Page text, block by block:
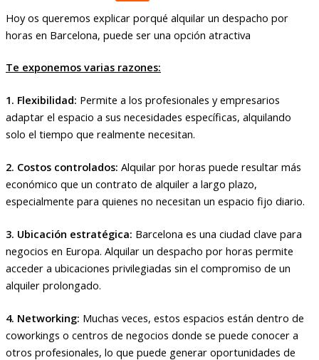
Hoy os queremos explicar porqué alquilar un despacho por
horas en Barcelona, puede ser una opción atractiva
Te exponemos varias razones:
1. Flexibilidad: Permite a los profesionales y empresarios
adaptar el espacio a sus necesidades específicas, alquilando
solo el tiempo que realmente necesitan.
2. Costos controlados: Alquilar por horas puede resultar más
económico que un contrato de alquiler a largo plazo,
especialmente para quienes no necesitan un espacio fijo diario.
3. Ubicación estratégica: Barcelona es una ciudad clave para
negocios en Europa. Alquilar un despacho por horas permite
acceder a ubicaciones privilegiadas sin el compromiso de un
alquiler prolongado.
4. Networking: Muchas veces, estos espacios están dentro de
coworkings o centros de negocios donde se puede conocer a
otros profesionales, lo que puede generar oportunidades de